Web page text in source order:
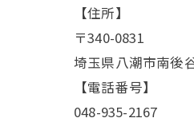
【住所】
〒340-0831
埼玉県八潮市南後
【電話番号】
048-935-2167